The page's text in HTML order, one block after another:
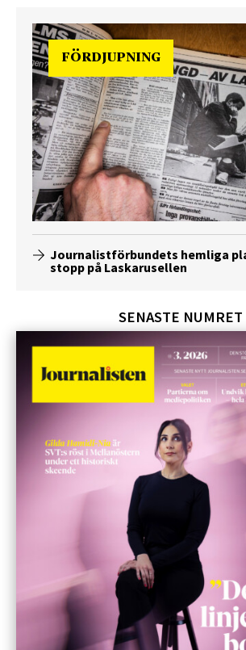
FÖRDJUPNING
Journalistförbundets hemliga
stopp på Laskarusellen
SENASTE NUMRET